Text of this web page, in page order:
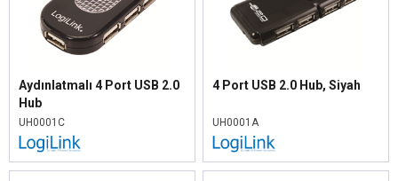
Aydınlatmalı 4 Port USB 2.0
Hub
UH0001C
4 Port USB 2.0 Hub, Siyah
UH0001A